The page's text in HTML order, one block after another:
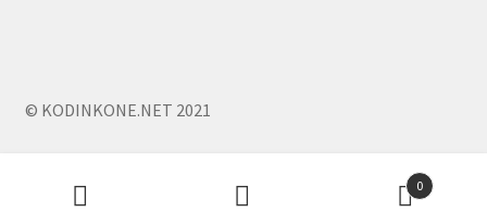
© KODINKONE.NET 2021
Products 0